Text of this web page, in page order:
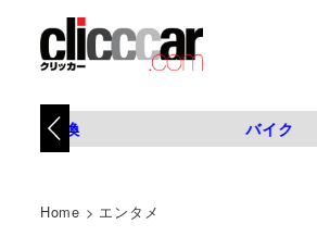
タイヤ交換 バイク
Home > エンタメ